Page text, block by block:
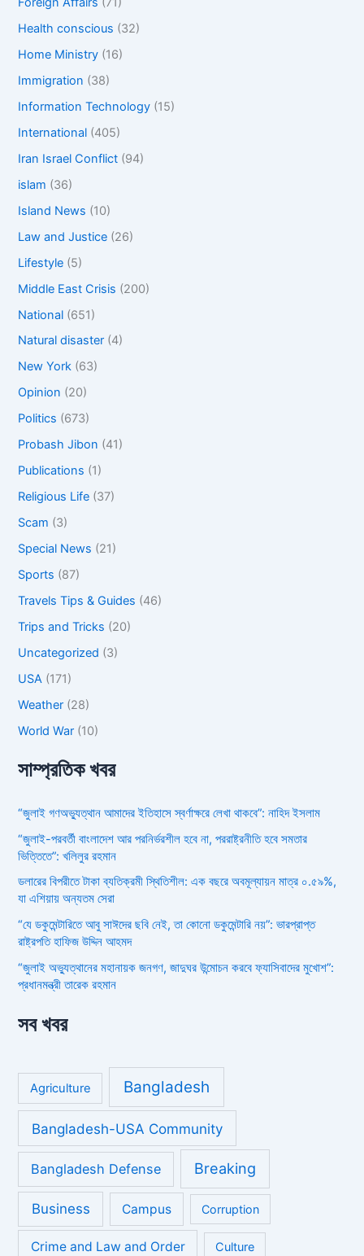
Health conscious (32)
Home Ministry (16)
Immigration (38)
Information Technology (15)
International (405)
Iran Israel Conflict (94)
islam (36)
Island News (10)
Law and Justice (26)
Lifestyle (5)
Middle East Crisis (200)
National (651)
Natural disaster (4)
New York (63)
Opinion (20)
Politics (673)
Probash Jibon (41)
Publications (1)
Religious Life (37)
Scam (3)
Special News (21)
Sports (87)
Travels Tips & Guides (46)
Trips and Tricks (20)
Uncategorized (3)
USA (171)
Weather (28)
World War (10)
সাম্প্রতিক খবর
“জুলাই গণঅভ্যুত্থান আমাদের ইতিহাসে স্বর্ণাক্ষরে লেখা থাকবে”: নাহিদ ইসলাম
“জুলাই-পরবর্তী বাংলাদেশ আর পরনির্ভরশীল হবে না, পররাষ্ট্রনীতি হবে সমতার
ভিত্তিতে”: খলিলুর রহমান
ডলারের বিপরীতে টাকা ব্যতিক্রমী স্থিতিশীল: এক বছরে অবমূল্যায়ন মাত্র ০.৫৯%,
যা এশিয়ায় অন্যতম সেরা
“যে ডকুমেন্টারিতে আবু সাঈদের ছবি নেই, তা কোনো ডকুমেন্টারি নয়”: ভারপ্রাপ্ত
রাষ্ট্রপতি হাফিজ উদ্দিন আহমদ
“জুলাই অভ্যুত্থানের মহানায়ক জনগণ, জাদুঘর উন্মোচন করবে ফ্যাসিবাদের মুখোশ”:
প্রধানমন্ত্রী তারেক রহমান
সব খবর
Agriculture Bangladesh
Bangladesh-USA Community
Bangladesh Defense Breaking
Business Campus Corruption
Crime and Law and Order Culture